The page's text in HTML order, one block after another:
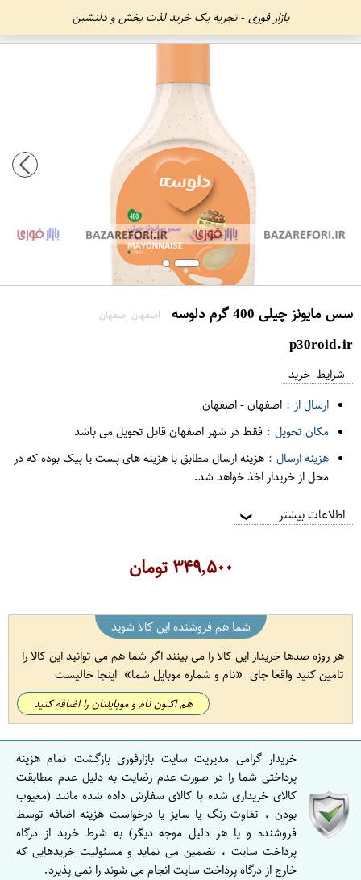
بازار فوری - تجربه یک خرید لذت بخش و دلنشین
سس مایونز چیلی 400 گرم دلوسه اصفهان اصفهان
p30roid.ir
شرایط خرید
ارسال از : اصفهان-اصفهان
مکان تحویل : فقط در شهر اصفهان قابل تحویل می باشد
هزینه ارسال : هزینه ارسال مطابق با هزینه های پست یا پیک بوده که در
محل از خریدار اخذ خواهد شد.
اطلاعات بیشتر ❯
۳۴۹,۵۰۰تومان
شما هم فروشنده این کالا شوید
هر روزه صدها خریدار این کالا را می بینند اگر شما هم می توانید این کالا را
تامین کنید واقعا جای
نام و شماره موبایل شما اینجا خالیست
هم اکنون نام و موبایلتان را اضافه کنید
خریدار گرامی مدیریت سایت بازارفوری بازگشت تمام هزینه
پرداختی شما را در صورت عدم رضایت به دلیل عدم مطابقت
کالای خریداری شده با کالای سفارش داده شده مانند (معیوب
بودن ، تفاوت رنگ یا سایز یا درخواست هزینه اضافه توسط
فروشنده و یا هر دلیل موجه دیگر) به شرط خرید از درگاه
پرداخت سایت ، تضمین می نماید و مسئولیت خریدهایی که
خارج از درگاه پرداخت سایت انجام می شوند را نمی پذیرد.